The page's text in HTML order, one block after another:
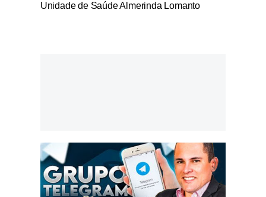
Unidade de Saúde Almerinda Lomanto